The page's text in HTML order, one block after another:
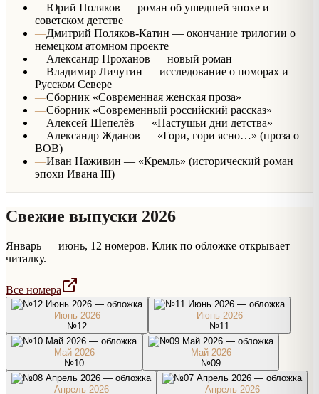
—Юрий Поляков — роман об ушедшей эпохе и
советском детстве
—Дмитрий Поляков-Катин — окончание трилогии о
немецком атомном проекте
—Александр Проханов — новый роман
—Владимир Личутин — исследование о поморах и
Русском Севере
—Сборник «Современная женская проза»
—Сборник «Современный российский рассказ»
—Алексей Шепелёв — «Пастушьи дни детства»
—Александр Жданов — «Гори, гори ясно…» (проза о
ВОВ)
—Иван Наживин — «Кремль» (исторический роман
эпохи Ивана III)
Свежие выпуски 2026
Январь — июнь, 12 номеров. Клик по обложке открывает
читалку.
Все номера
Июнь 2026
№12
Июнь 2026
№11
Май2026
№10
Май2026
№09
Апрель 2026 Апрель 2026